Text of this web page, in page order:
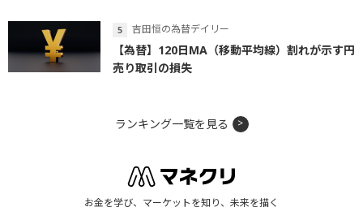
吉田恒の為替デイリー
【為替】120日MA（移動平均線）割れが示す円
売り取引の損失
ランキング一覧を見る
お金を学び、マーケットを知り、未来を描く